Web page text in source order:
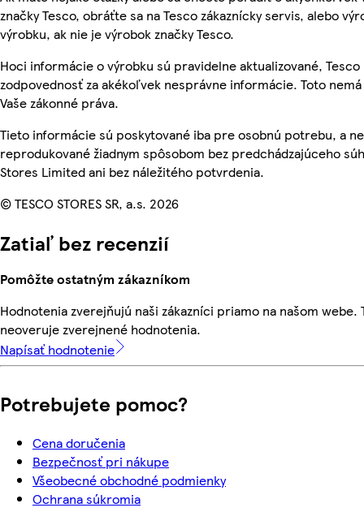
značky Tesco, obráťte sa na Tesco zákaznícky servis, alebo
výrobku, ak nie je výrobok značky Tesco.
Hoci informácie o výrobku sú pravidelne aktualizované, Tesco
zodpovednosť za akékoľvek nesprávne informácie. Toto
Vaše zákonné práva.
Tieto informácie sú poskytované iba pre osobnú potrebu, a
reprodukované žiadnym spôsobom bez predchádzajúceho
Stores Limited ani bez náležitého potvrdenia.
© TESCO STORES SR, a.s. 2026
Zatiaľ bez recenzií
Pomôžte ostatným zákazníkom
Hodnotenia zverejňujú naši zákazníci priamo na našom webe.
neoveruje zverejnené hodnotenia.
Napísať hodnotenie
Potrebujete pomoc?
Cena doručenia
Bezpečnosť pri nákupe
Všeobecné obchodné podmienky
Ochrana súkromia